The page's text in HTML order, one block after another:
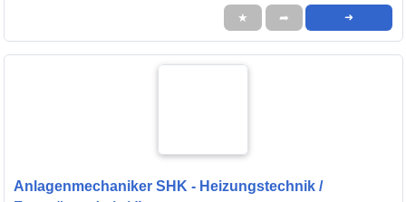
★ ➦ ➜
Anlagenmechaniker SHK - Heizungstechnik /